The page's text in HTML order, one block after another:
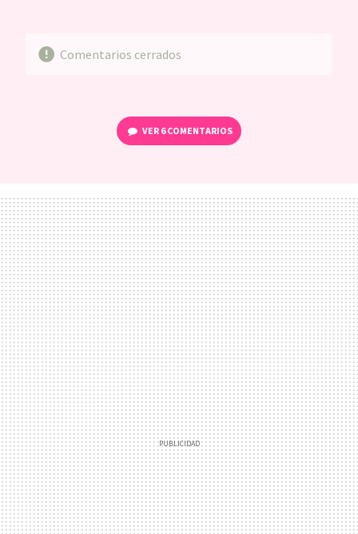
Comentarios cerrados
VER 6 COMENTARIOS